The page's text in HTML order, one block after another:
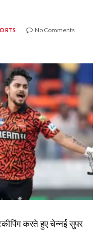
No Comments
करते हुए चेन्नई सुपर